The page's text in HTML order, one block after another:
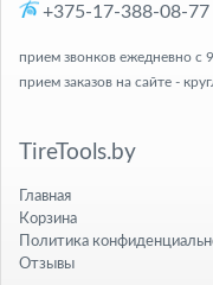
+375-17-388-08-77
прием звонков ежедневно с
прием заказов на сайте -
TireTools.by
Главная
Корзина
Политика
Отзывы